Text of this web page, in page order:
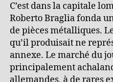
C’est dans la capitale
Roberto Braglia fonda
de pièces métalliques.
qu’il produisait ne
annexe. Le marché du
principalement